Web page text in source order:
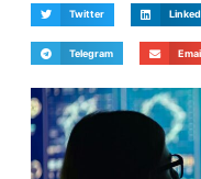
Twitter
Telegram